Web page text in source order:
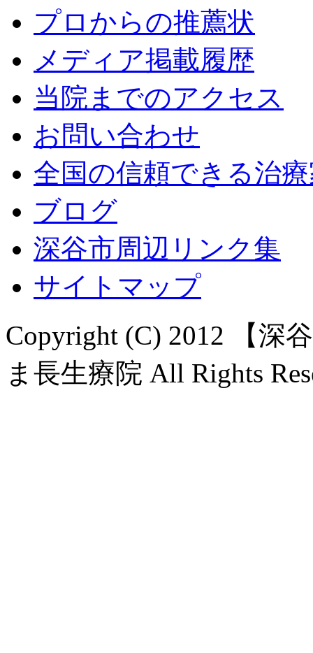
プロからの推薦状
メディア掲載履歴
当院までのアクセス
お問い合わせ
全国の信頼できる治
ブログ
深谷市周辺リンク集
サイトマップ
Copyright (C) 2012 【深
ま長生療院 All Rights